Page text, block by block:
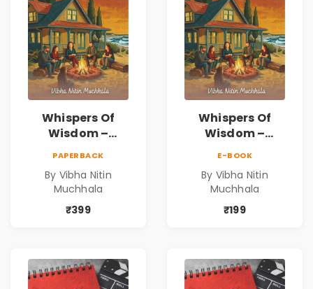
Whispers Of
Wisdom –
Meaningful
Journey | Vibha
Muchhala
PAPERBACK
By Vibha Nitin
Muchhala
₹399
Whispers Of
Wisdom –
Meaningful
Journey | Vibha
Muchhala
E-BOOK
By Vibha Nitin
Muchhala
₹199